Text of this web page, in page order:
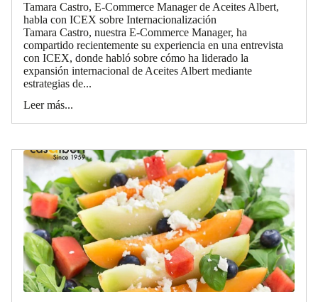
Tamara Castro, E-Commerce Manager de Aceites Albert,
habla con ICEX sobre Internacionalización
Tamara Castro, nuestra E-Commerce Manager, ha
compartido recientemente su experiencia en una entrevista
con ICEX, donde habló sobre cómo ha liderado la
expansión internacional de Aceites Albert mediante
estrategias de...
Leer más...